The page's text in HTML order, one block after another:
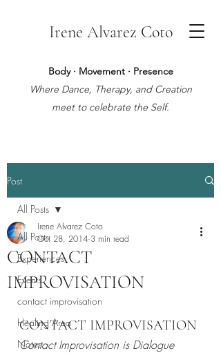
Irene Alvarez Coto
Body · Movement · Presence
Where Dance, Therapy, and Creation
meet to celebrate the Self.
Post
All Posts
Experiences
Events
contact improvisation
Healing Area
Notes
All Posts
CONTACT
IMPROVISATION
Irene Alvarez Coto
Oct 28, 2014 3 min read
CONTACT IMPROVISATION
Contact Improvisation is Dialogue